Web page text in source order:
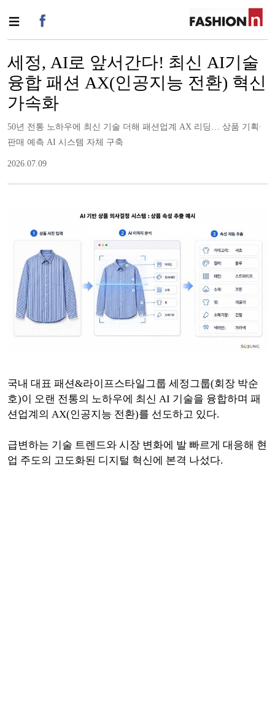
세정, AI로 앞서간다! 최신 AI기술
융합 패션 AX(인공지능 전환) 혁신
가속화
50년 전통 노하우에 최신 기술 더해 패션업계 AX 리딩… 상품 기획∙
판매 예측 AI 시스템 자체 구축
2026.07.09
국내 대표 패션&라이프스타일그룹 세정그룹(회장 박순
호)이 오랜 전통의 노하우에 최신 AI 기술을 융합하며 패
션업계의 AX(인공지능 전환)를 선도하고 있다.
급변하는 기술 트렌드와 시장 변화에 발 빠르게 대응해 현
업 주도의 고도화된 디지털 혁신에 본격 나섰다.